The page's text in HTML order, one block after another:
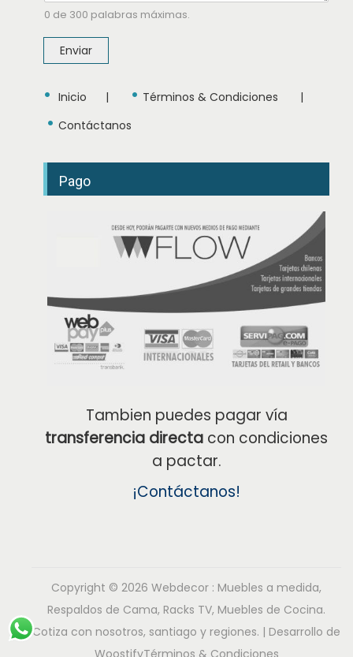
é
f
o
0 de 300 palabras máximas.
Enviar
• Inicio | • Términos & Condiciones |
• Contáctanos
Pago
Tambien puedes pagar vía
transferencia directa con condiciones
a pactar.
¡Contáctanos!
Copyright © 2026 Webdecor : Muebles a medida,
Respaldos de Cama, Racks TV, Muebles de Cocina.
Cotiza con nosotros, santiago y regiones. | Desarrollo de